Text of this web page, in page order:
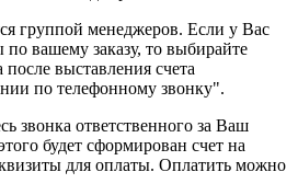
группой менеджеров. Если у Вас
по вашему заказу, то выбирайте
выставления счета
по телефонному звонку".
звонка ответственного за Ваш
будет сформирован счет на
для оплаты. Оплатить можно